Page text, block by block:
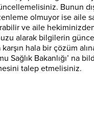
Bunun
olmuyor ise aile
ve aile
alarak bilgilerin
hala bir çözüm
Sağlık Bakanlığı’ na
talep etmelisiniz.